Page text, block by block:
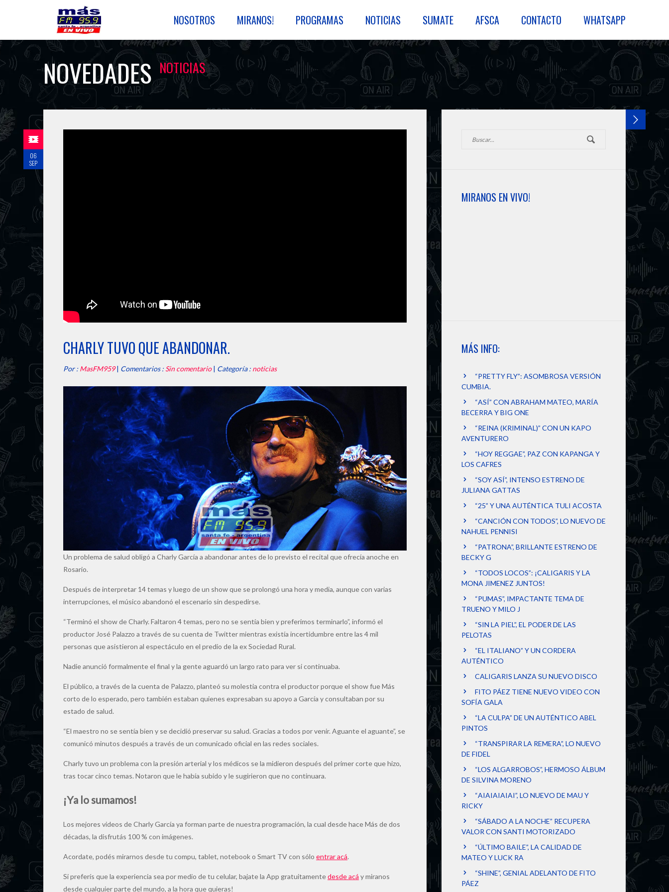
NOSOTROS MIRANOS! PROGRAMAS NOTICIAS SUMATE AFSCA CONTACTO WHATSAPP
NOVEDADES NOTICIAS
CHARLY TUVO QUE ABANDONAR.
Por : MasFM959| Comentarios : Sin comentario| Categoría : noticias
Un problema de salud obligó a Charly García a abandonar antes de lo previsto el recital que ofrecía anoche en
Rosario.
Después de interpretar 14 temas y luego de un show que se prolongó una hora y media, aunque con varias
interrupciones, el músico abandonó el escenario sin despedirse.
“Terminó el show de Charly. Faltaron 4 temas, pero no se sentía bien y preferimos terminarlo”, informó el
productor José Palazzo a través de su cuenta de Twitter mientras existía incertidumbre entre las 4 mil
personas que asistieron al espectáculo en el predio de la ex Sociedad Rural.
Nadie anunció formalmente el final y la gente aguardó un largo rato para ver si continuaba.
El público, a través de la cuenta de Palazzo, planteó su molestia contra el productor porque el show fue Más
corto de lo esperado, pero también estaban quienes expresaban su apoyo a García y consultaban por su
estado de salud.
“El maestro no se sentía bien y se decidió preservar su salud. Gracias a todos por venir. Aguante el aguante”, se
comunicó minutos después a través de un comunicado oficial en las redes sociales.
Charly tuvo un problema con la presión arterial y los médicos se la midieron después del primer corte que hizo,
tras tocar cinco temas. Notaron que le había subido y le sugirieron que no continuara.
¡Ya lo sumamos!
Los mejores videos de Charly García ya forman parte de nuestra programación, la cual desde hace Más de dos
décadas, la disfrutás 100 % con imágenes.
Acordate, podés mirarnos desde tu compu, tablet, notebook o Smart TV con sólo entrar acá.
Si preferís que la experiencia sea por medio de tu celular, bajate la App gratuitamentedesde acá y miranos
desde cualquier parte del mundo, a la hora que quieras!
06
SEP
MIRANOS EN VIVO!
MÁS INFO:
“PRETTY FLY”: ASOMBROSA VERSIÓN
CUMBIA.
“ASÍ” CON ABRAHAM MATEO, MARÍA
BECERRA Y BIG ONE
“REINA (KRIMINAL)” CON UN KAPO
AVENTURERO
“HOY REGGAE”, PAZ CON KAPANGA Y
LOS CAFRES
“SOY ASÍ”, INTENSO ESTRENO DE
JULIANA GATTAS
“25” Y UNA AUTÉNTICA TULI ACOSTA
“CANCIÓN CON TODOS”, LO NUEVO DE
NAHUEL PENNISI
“PATRONA”, BRILLANTE ESTRENO DE
BECKY G
“TODOS LOCOS”: ¡CALIGARIS Y LA
MONA JIMENEZ JUNTOS!
“PUMAS”, IMPACTANTE TEMA DE
TRUENO Y MILO J
“SIN LA PIEL”, EL PODER DE LAS
PELOTAS
“EL ITALIANO” Y UN CORDERA
AUTÉNTICO
CALIGARIS LANZA SU NUEVO DISCO
FITO PÁEZ TIENE NUEVO VIDEO CON
SOFÍA GALA
“LA CULPA” DE UN AUTÉNTICO ABEL
PINTOS
“TRANSPIRAR LA REMERA”, LO NUEVO
DE FIDEL
“LOS ALGARROBOS”, HERMOSO ÁLBUM
DE SILVINA MORENO
“AIAIAIAIAI”, LO NUEVO DE MAU Y
RICKY
“SÁBADO A LA NOCHE” RECUPERA
VALOR CON SANTI MOTORIZADO
“ÚLTIMO BAILE”, LA CALIDAD DE
MATEO Y LUCK RA
“SHINE”, GENIAL ADELANTO DE FITO
PÁEZ